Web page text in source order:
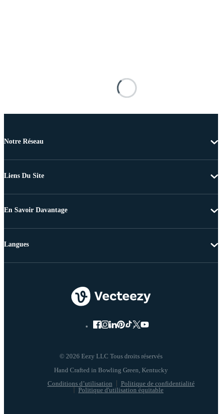
Notre Réseau
Liens Du Site
En Savoir Davantage
© 2026 Eezy LLC Tous droits réservés
Conditions d’utilisation
Politique de confidentialité
Politique d'utilisation équitable
Langues